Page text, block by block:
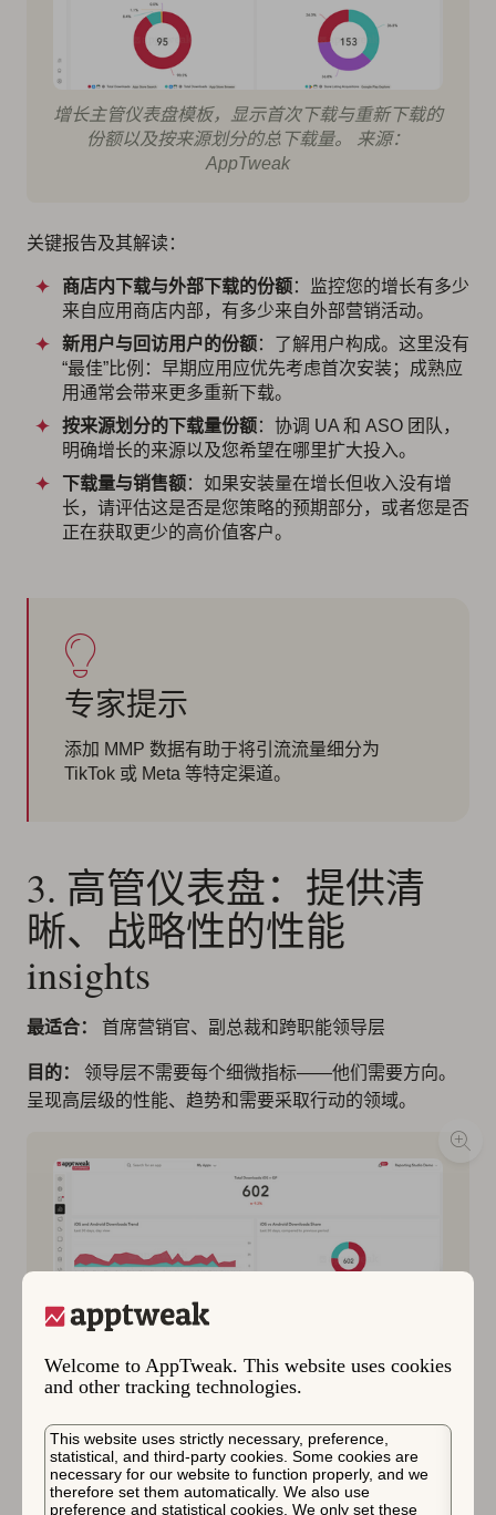
Welcome to AppTweak. This website uses cookies
and other tracking technologies.
This website uses strictly necessary, preference,
statistical, and third-party cookies. Some cookies are
necessary for our website to function properly, and we
therefore set them automatically. We also use
preference and statistical cookies. We only set these
增长主管仪表盘模板，显示首次下载与重新下载的
份额以及按来源划分的总下载量。 来源：
AppTweak
关键报告及其解读：
商店内下载与外部下载的份额：监控您的增长有多少
来自应用商店内部，有多少来自外部营销活动。
新用户与回访用户的份额：了解用户构成。这里没有
“最佳”比例：早期应用应优先考虑首次安装；成熟应
用通常会带来更多重新下载。
按来源划分的下载量份额：协调 UA 和 ASO 团队，
明确增长的来源以及您希望在哪里扩大投入。
下载量与销售额：如果安装量在增长但收入没有增
长，请评估这是否是您策略的预期部分，或者您是否
正在获取更少的高价值客户。
专家提示
添加 MMP 数据有助于将引流流量细分为
TikTok 或 Meta 等特定渠道。
3. 高管仪表盘：提供清
晰、战略性的性能
insights
最适合： 首席营销官、副总裁和跨职能领导层
目的：
领导层不需要每个细微指标——他们需要方向。
呈现高层级的性能、趋势和需要采取行动的领域。
高管仪表盘模板，显示 Apple App Store 和
Google Play 的合并下载量、下载趋势和份额以及
性能概览。 来源：AppTweak